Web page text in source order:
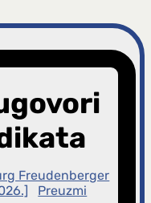
Freudenberger
Preuzmi